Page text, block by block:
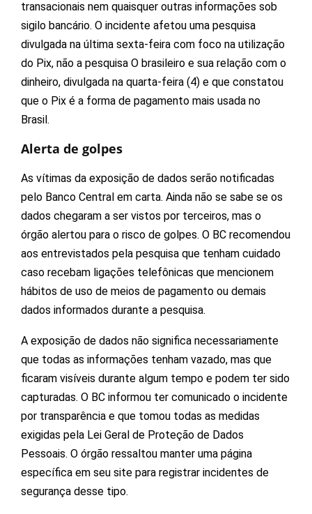
transacionais nem quaisquer outras informações sob
sigilo bancário. O incidente afetou uma pesquisa
divulgada na última sexta-feira com foco na utilização
do Pix, não a pesquisa O brasileiro e sua relação com o
dinheiro, divulgada na quarta-feira (4) e que constatou
que o Pix é a forma de pagamento mais usada no
Brasil.
Alerta de golpes
As vítimas da exposição de dados serão notificadas
pelo Banco Central em carta. Ainda não se sabe se os
dados chegaram a ser vistos por terceiros, mas o
órgão alertou para o risco de golpes. O BC recomendou
aos entrevistados pela pesquisa que tenham cuidado
caso recebam ligações telefônicas que mencionem
hábitos de uso de meios de pagamento ou demais
dados informados durante a pesquisa.
A exposição de dados não significa necessariamente
que todas as informações tenham vazado, mas que
ficaram visíveis durante algum tempo e podem ter sido
capturadas. O BC informou ter comunicado o incidente
por transparência e que tomou todas as medidas
exigidas pela Lei Geral de Proteção de Dados
Pessoais. O órgão ressaltou manter uma página
específica em seu site para registrar incidentes de
segurança desse tipo.